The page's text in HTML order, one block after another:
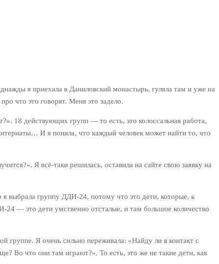
я приехала в Даниловский монастырь, гуляла там и уже на
что это говорят. Меня это задело.
18 действующих групп — то есть, это колоссальная работа,
И я поняла, что каждый человек может найти то, что
Я всё-таки решилась, оставила на сайте свою заявку на
выбрала группу ДДИ-24, потому что это дети, которые, к
24 — это дети умственно отсталые, и там большое количество
группе. Я очень сильно переживала: «Найду ли я контакт с
Во что они там играют?». То есть, это же не такие дети, как